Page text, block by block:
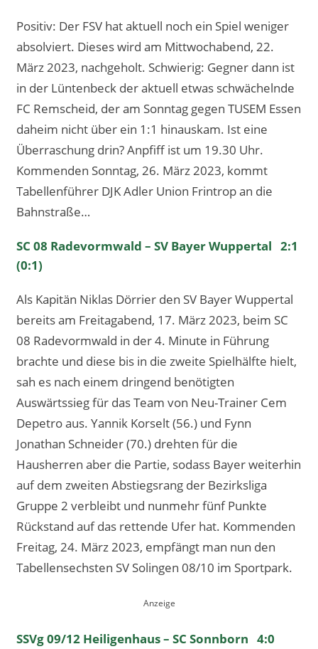
Positiv: Der FSV hat aktuell noch ein Spiel weniger
absolviert. Dieses wird am Mittwochabend, 22.
März 2023, nachgeholt. Schwierig: Gegner dann ist
in der Lüntenbeck der aktuell etwas schwächelnde
FC Remscheid, der am Sonntag gegen TUSEM Essen
daheim nicht über ein 1:1 hinauskam. Ist eine
Überraschung drin? Anpfiff ist um 19.30 Uhr.
Kommenden Sonntag, 26. März 2023, kommt
Tabellenführer DJK Adler Union Frintrop an die
Bahnstraße…
SC 08 Radevormwald – SV Bayer Wuppertal 2:1
(0:1)
Als Kapitän Niklas Dörrier den SV Bayer Wuppertal
bereits am Freitagabend, 17. März 2023, beim SC
08 Radevormwald in der 4. Minute in Führung
brachte und diese bis in die zweite Spielhälfte hielt,
sah es nach einem dringend benötigten
Auswärtssieg für das Team von Neu-Trainer Cem
Depetro aus. Yannik Korselt (56.) und Fynn
Jonathan Schneider (70.) drehten für die
Hausherren aber die Partie, sodass Bayer weiterhin
auf dem zweiten Abstiegsrang der Bezirksliga
Gruppe 2 verbleibt und nunmehr fünf Punkte
Rückstand auf das rettende Ufer hat. Kommenden
Freitag, 24. März 2023, empfängt man nun den
Tabellensechsten SV Solingen 08/10 im Sportpark.
SSVg 09/12 Heiligenhaus – SC Sonnborn 4:0